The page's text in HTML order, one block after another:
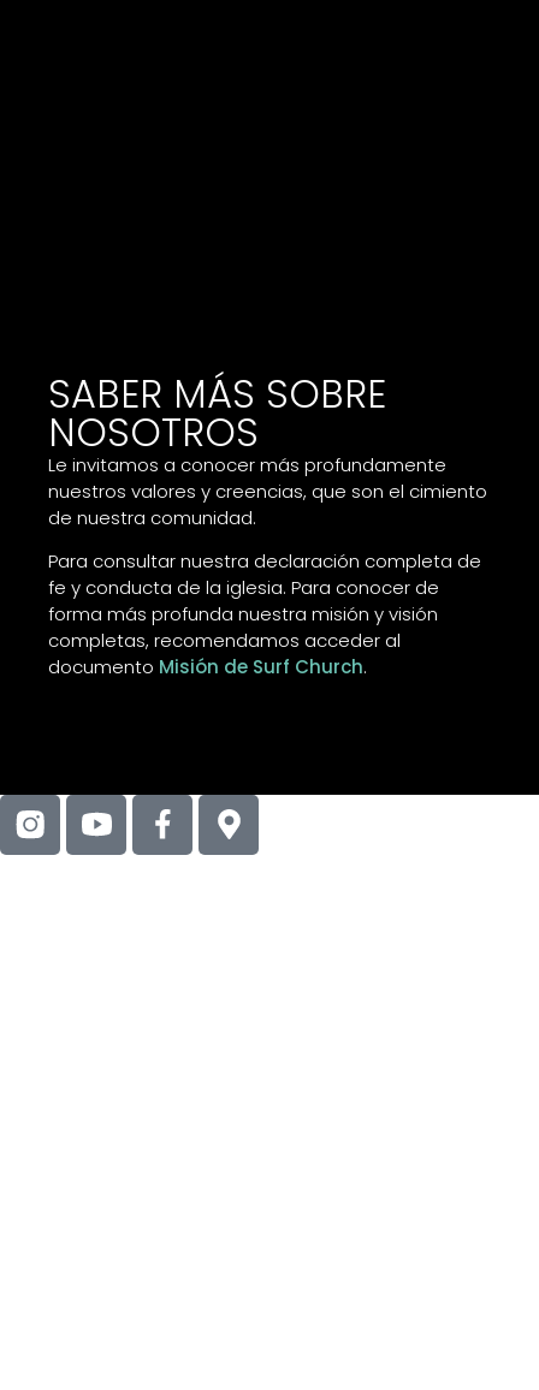
SABER MÁS SOBRE
NOSOTROS
Le invitamos a conocer más profundamente
nuestros valores y creencias, que son el cimiento
de nuestra comunidad.
Para consultar nuestra declaración completa de
fe y conducta de la iglesia. Para conocer de
forma más profunda nuestra misión y visión
completas, recomendamos acceder al
documento Misión de Surf Church.